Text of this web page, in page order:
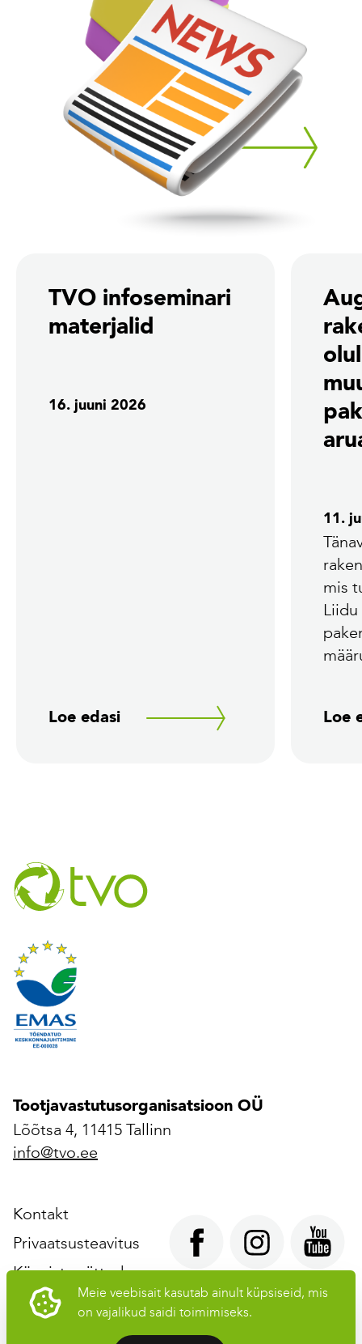
TVO infoseminari
materjalid
16. juuni 2026
Loe edasi
11.
mis
Loe
Tootjavastutusorganisatsioon OÜ
Lõõtsa 4, 11415 Tallinn
info@tvo.ee
Kontakt
Privaatsusteavitus
Küpsiste sätted
Tootjavastutusorganisatsioon OÜ © 2026 Kõik õigused
Meie veebisait kasutab ainult küpsiseid, mis
on vajalikud saidi toimimiseks.